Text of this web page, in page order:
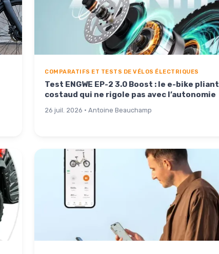
COMPARATIFS ET TESTS DE VÉLOS ÉLECTRIQUES
Test ENGWE EP-2 3.0 Boost : le e-bike pliant
costaud qui ne rigole pas avec l’autonomie
26 juil. 2026 · Antoine Beauchamp